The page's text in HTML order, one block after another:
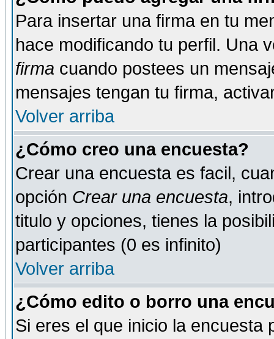
Para insertar una firma en tu
hace modificando tu perfil. Una
firma cuando postees un
mensajes tengan tu firma,
Volver arriba
¿Cómo creo una encuesta?
Crear una encuesta es facil,
opción Crear una encuesta,
titulo y opciones, tienes la
participantes (0 es infinito)
Volver arriba
¿Cómo edito o borro una
Si eres el que inicio la encuesta